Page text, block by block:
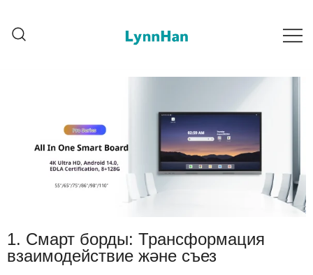
| LED/OLED/LCD/E-paper
LED/OLED/LCD/E-paper
1. Смарт борды: Трансформация
взаимодействие және съез